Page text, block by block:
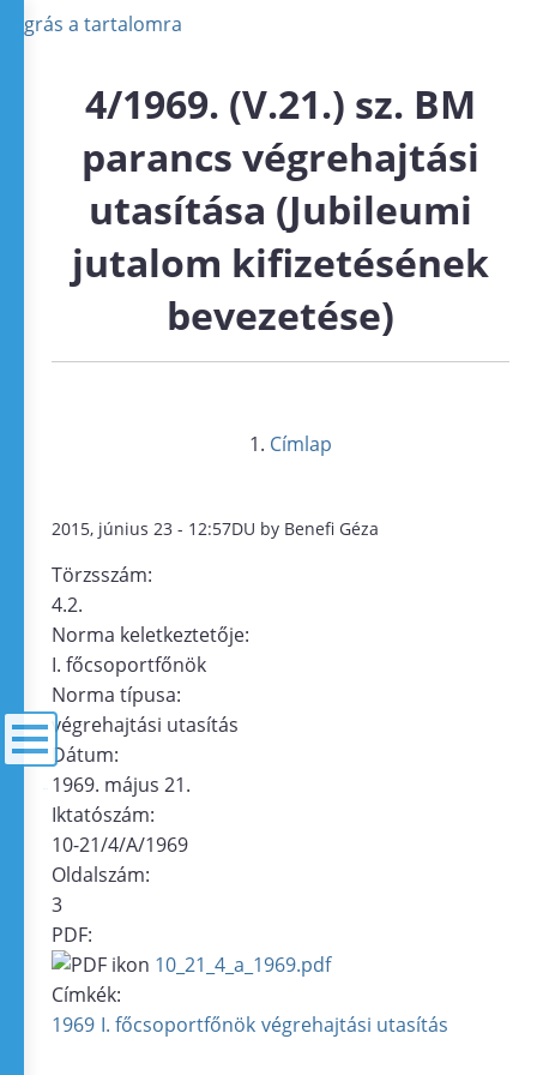
Ugrás a tartalomra
4/1969. (V.21.) sz. BM
parancs végrehajtási
utasítása (Jubileumi
jutalom kifizetésének
bevezetése)
Címlap
2015, június 23 - 12:57DU by Benefi Géza
Törzsszám:
4.2.
Norma keletkeztetője:
I. főcsoportfőnök
Norma típusa:
végrehajtási utasítás
Dátum:
1969. május 21.
Iktatószám:
10-21/4/A/1969
Oldalszám:
3
PDF:
10_21_4_a_1969.pdf
Címkék:
1969 I. főcsoportfőnök végrehajtási utasítás